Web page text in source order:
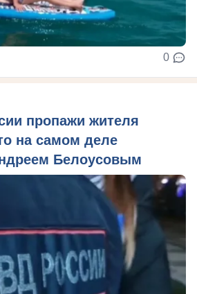
0
пропажи жителя
на самом деле
Белоусовым